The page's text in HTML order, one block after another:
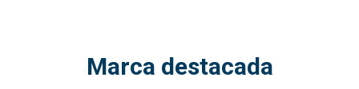
Marca destacada